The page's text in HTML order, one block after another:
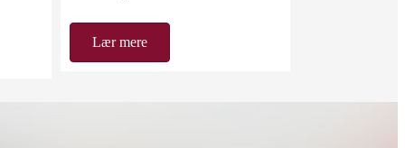
Lær mere